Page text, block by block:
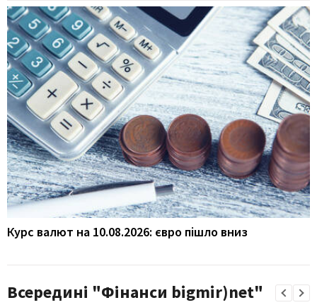
Курс валют на 10.08.2026: євро пішло вниз
Всередині "Фінанси bigmir)net"